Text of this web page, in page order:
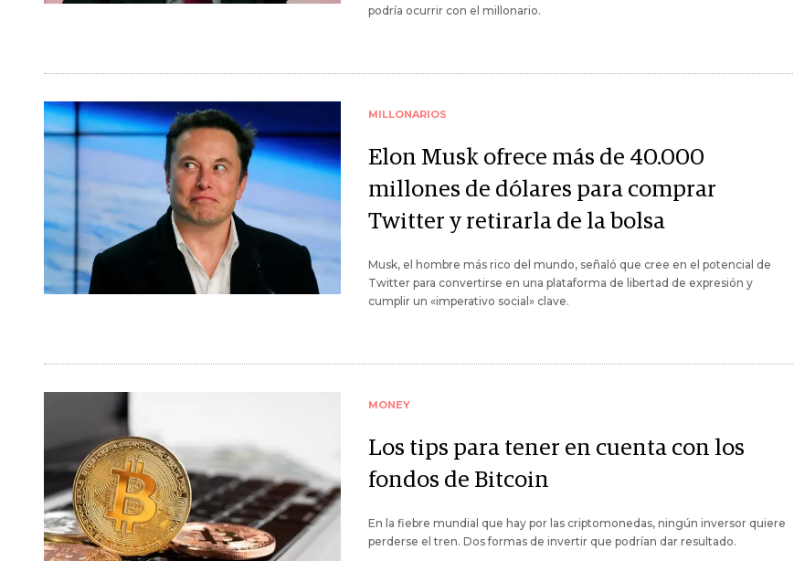
podría ocurrir con el millonario.
MILLONARIOS
Elon Musk ofrece más de 40.000
millones de dólares para comprar
Twitter y retirarla de la bolsa
Musk, el hombre más rico del mundo, señaló que cree en el potencial de
Twitter para convertirse en una plataforma de libertad de expresión y
cumplir un «imperativo social» clave.
MONEY
Los tips para tener en cuenta con los
fondos de Bitcoin
En la fiebre mundial que hay por las criptomonedas, ningún inversor quiere
perderse el tren. Dos formas de invertir que podrían dar resultado.